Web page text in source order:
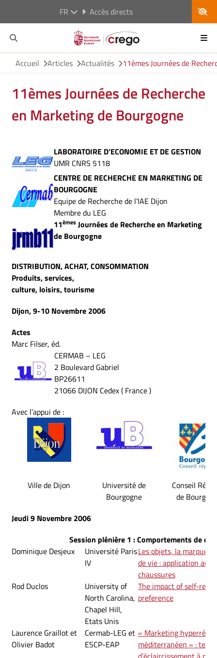
FR Accès directs
Accueil Articles Actualités 11èmes Journées de
11èmes Journées de Recherche
en Marketing de Bourgogne
LABORATOIRE D’ECONOMIE ET DE GESTION
UMR CNRS 5118
CENTRE DE RECHERCHE EN MARKETING DE
BOURGOGNE
Equipe de Recherche de l’IAE Dijon
Membre du LEG
11èmes Journées de Recherche en Marketing
de Bourgogne
DISTRIBUTION, ACHAT, CONSOMMATION
Produits, services,
culture, loisirs, tourisme
Dijon, 9-10 Novembre 2006
Actes
Marc Filser, éd.
CERMAB – LEG
2 Boulevard Gabriel
BP26611
21066 DIJON Cedex ( France )
Avec l’appui de :
Ville de Dijon
Université de
Bourgogne
Conseil
de
Jeudi 9 Novembre 2006
Session plénière 1 : Comportements de
Dominique Desjeux
Université Paris
IV
Les objets, la marque
de vie : application au
chaussures
Rod Duclos
University of
North Carolina,
Chapel Hill,
Etats Unis
The impact of self-
preference
Laurence Graillot et
Olivier Badot
Cermab-LEG et
ESCP-EAP
« Marketing hyperréel
méditerranéen » :